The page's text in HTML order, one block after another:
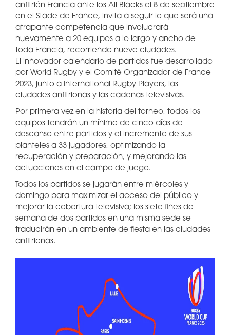
anfitrión Francia ante los All Blacks el 8 de septiembre
en el Stade de France, invita a seguir lo que será una
atrapante competencia que involucrará
nuevamente a 20 equipos a lo largo y ancho de
toda Francia, recorriendo nueve ciudades.
El innovador calendario de partidos fue desarrollado
por World Rugby y el Comité Organizador de France
2023, junto a International Rugby Players, las
ciudades anfitrionas y las cadenas televisivas.
Por primera vez en la historia del torneo, todos los
equipos tendrán un mínimo de cinco días de
descanso entre partidos y el incremento de sus
planteles a 33 jugadores, optimizando la
recuperación y preparación, y mejorando las
actuaciones en el campo de juego.
Todos los partidos se jugarán entre miércoles y
domingo para maximizar el acceso del público y
mejorar la cobertura televisiva; los siete fines de
semana de dos partidos en una misma sede se
traducirán en un ambiente de fiesta en las ciudades
anfitrionas.